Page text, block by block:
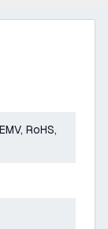
RoHS,